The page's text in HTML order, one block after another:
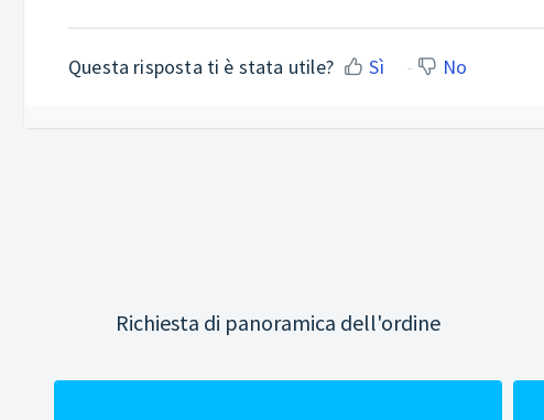
Questa risposta ti è stata utile? Sì No
Richiesta di panoramica dell'ordine